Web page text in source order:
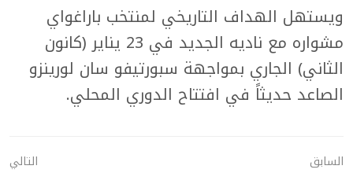
ويستهل الهداف التاريخي لمنتخب باراغواي
مشواره مع ناديه الجديد في 23 يناير (كانون
الثاني) الجاري بمواجهة سبورتيفو سان لورينزو
الصاعد حديثاً في افتتاح الدوري المحلي.
السابق
التالي